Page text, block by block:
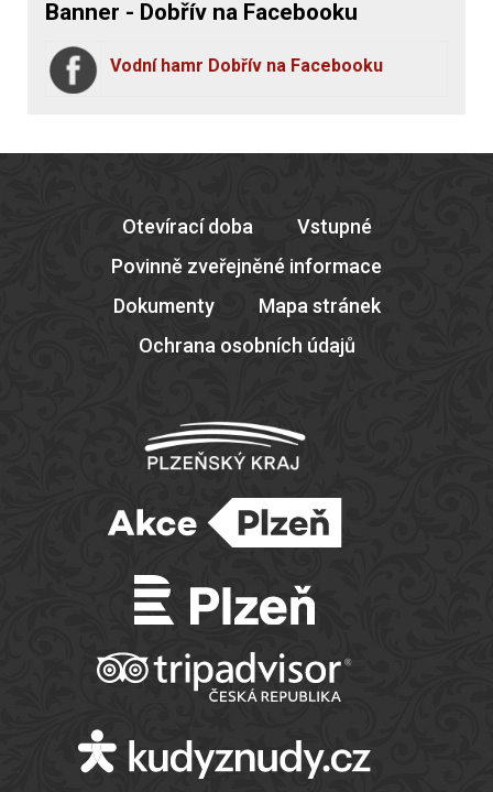
Banner - Dobřív na Facebooku
Vodní hamr Dobřív na Facebooku
Otevírací doba
Vstupné
Povinně zveřejněné informace
Dokumenty
Mapa stránek
Ochrana osobních údajů